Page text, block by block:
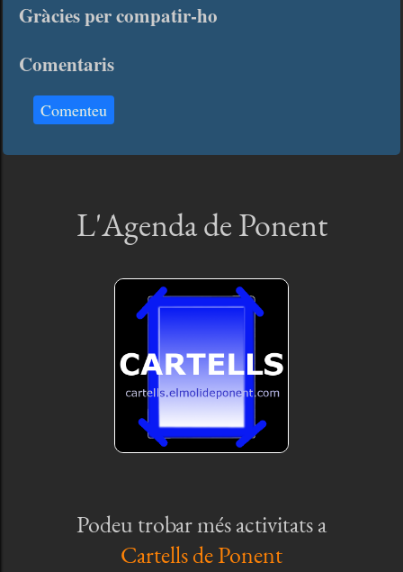
Gràcies per compatir-ho
Comentaris
Comenteu
L'Agenda de Ponent
Podeu trobar més activitats a
Cartells de Ponent